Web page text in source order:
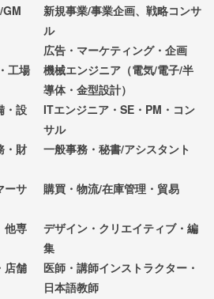
新規事業/事業企画、戦略コンサ
ル
広告・マーケティング・企画
工場
機械エンジニア（電気/電子/半
導体・金型設計）
・設
ITエンジニア・SE・PM・コン
サル
・財
一般事務・秘書/アシスタント
ーサ
購買・物流/在庫管理・貿易
他専
デザイン・クリエイティブ・編
集
店舗
医師・講師インストラクター・
日本語教師